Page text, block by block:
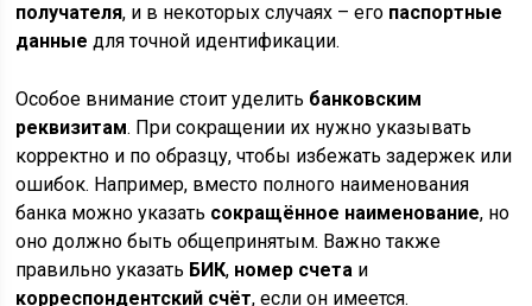
получателя, и в некоторых случаях – его паспортные
данные для точной идентификации.
Особое внимание стоит уделить банковским
реквизитам. При сокращении их нужно указывать
корректно и по образцу, чтобы избежать задержек или
ошибок. Например, вместо полного наименования
банка можно указать сокращённое наименование, но
оно должно быть общепринятым. Важно также
правильно указать БИК, номер счета и
корреспондентский счёт, если он имеется.